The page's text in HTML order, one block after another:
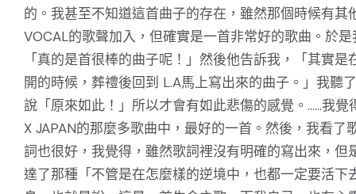
的。我甚至不知道這首曲子的存在，雖然那個時候有其
VOCAL的歌聲加入，但確實是一首非常好的歌曲。於是
「真的是首很棒的曲子呢！」然後他告訴我，「其實是
開的時候，葬禮後回到 L.A馬上寫出來的曲子。」我聽
說「原來如此！」所以才會有如此悲傷的感覺。……我覺
X JAPAN的那麼多歌曲中，最好的一首。然後，我看了
詞也很好，我覺得，雖然歌詞裡沒有明確的寫出來，但
達了那種「不管是在怎麼樣的逆境中，也都一定要活下